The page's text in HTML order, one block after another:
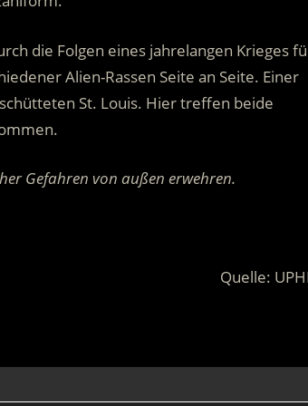
die Folgen eines jahrelangen Krieges
Alien-Rassen Seite an Seite. Einer
St. Louis. Hier treffen beide
Gefahren von außen erwehren.
Quelle: